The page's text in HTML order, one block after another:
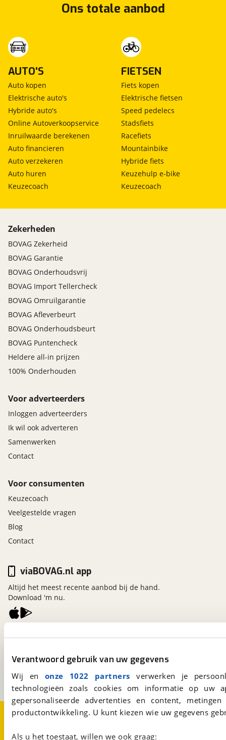
Verantwoord gebruik van uw gegevens
Wij en onze 1022 partners verwerken je
technologieën zoals cookies om informatie op
gepersonaliseerde advertenties en content,
productontwikkeling. U kunt kiezen wie uw gegevens
Als u het toestaat, willen we ook graag:
Ons totale aanbod
AUTO'S
Auto kopen
Elektrische auto's
Hybride auto's
Online Autoverkoopservice
Inruilwaarde berekenen
Auto financieren
Auto verzekeren
Auto huren
Keuzecoach
FIETSEN
Fiets kopen
Elektrische fietsen
Speed pedelecs
Stadsfiets
Racefiets
Mountainbike
Hybride fiets
Keuzehulp e-bike
Keuzecoach
Zekerheden
BOVAG Zekerheid
BOVAG Garantie
BOVAG Onderhoudsvrij
BOVAG Import Tellercheck
BOVAG Omruilgarantie
BOVAG Afleverbeurt
BOVAG Onderhoudsbeurt
BOVAG Puntencheck
Heldere all-in prijzen
100% Onderhouden
Voor adverteerders
Inloggen adverteerders
Ik wil ook adverteren
Samenwerken
Contact
Voor consumenten
Keuzecoach
Veelgestelde vragen
Blog
Contact
viaBOVAG.nl
3981 AJ Bunnik
BOVAG
viaBOVAG.nl app
Altijd het meest recente aanbod bij de hand.
Download 'm nu.
Over viaBOVAG.nlDisclaimer- en Privacyverklaring